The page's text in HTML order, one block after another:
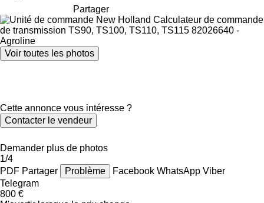
Partager
Voir toutes les photos
Cette annonce vous intéresse ?
Contacter le vendeur
Demander plus de photos
1/4
PDF Partager Problème Facebook WhatsApp Viber
Telegram
800 €